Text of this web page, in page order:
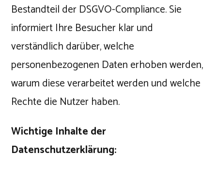
Bestandteil der DSGVO-Compliance. Sie
informiert Ihre Besucher klar und
verständlich darüber, welche
personenbezogenen Daten erhoben werden,
warum diese verarbeitet werden und welche
Rechte die Nutzer haben.
Wichtige Inhalte der
Datenschutzerklärung: